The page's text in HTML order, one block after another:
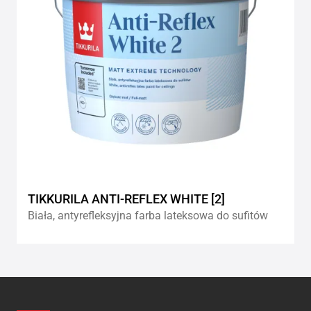
TIKKURILA ANTI-REFLEX WHITE [2]
Biała, antyrefleksyjna farba lateksowa do sufitów